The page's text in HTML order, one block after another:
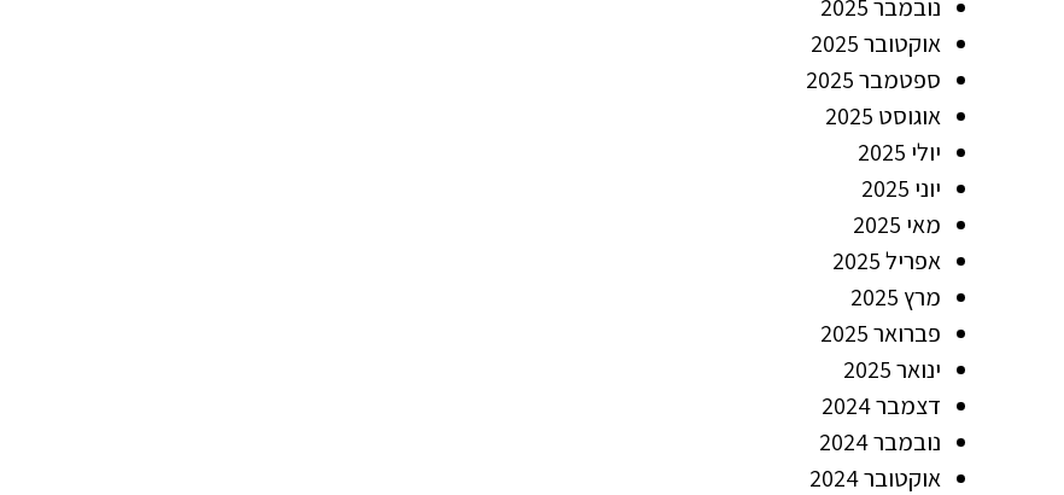
נובמבר 2025
אוקטובר 2025
ספטמבר 2025
אוגוסט 2025
יולי 2025
יוני 2025
מאי 2025
אפריל 2025
מרץ 2025
פברואר 2025
ינואר 2025
דצמבר 2024
נובמבר 2024
אוקטובר 2024